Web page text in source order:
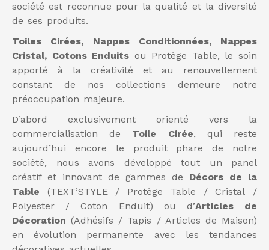
société est reconnue pour la qualité et la diversité
de ses produits.
Toiles Cirées, Nappes Conditionnées, Nappes
Cristal, Cotons Enduits ou Protège Table, le soin
apporté à la créativité et au renouvellement
constant de nos collections demeure notre
préoccupation majeure.
D’abord exclusivement orienté vers la
commercialisation de Toile Cirée, qui reste
aujourd’hui encore le produit phare de notre
société, nous avons développé tout un panel
créatif et innovant de gammes de Décors de la
Table (TEXT’STYLE / Protège Table / Cristal /
Polyester / Coton Enduit) ou d’Articles de
Décoration(Adhésifs / Tapis / Articles de Maison)
en évolution permanente avec les tendances